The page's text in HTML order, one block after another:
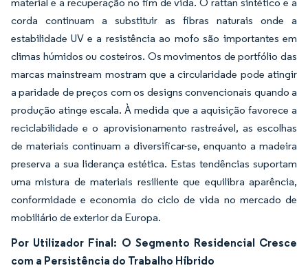
corda continuam a substituir as fibras naturais onde a
estabilidade UV e a resistência ao mofo são importantes em
climas húmidos ou costeiros. Os movimentos de portfólio das
marcas mainstream mostram que a circularidade pode atingir
a paridade de preços com os designs convencionais quando a
produção atinge escala. À medida que a aquisição favorece a
reciclabilidade e o aprovisionamento rastreável, as escolhas
de materiais continuam a diversificar-se, enquanto a madeira
preserva a sua liderança estética. Estas tendências suportam
uma mistura de materiais resiliente que equilibra aparência,
conformidade e economia do ciclo de vida no mercado de
mobiliário de exterior da Europa.
Por Utilizador Final: O Segmento Residencial Cresce
com a Persistência do Trabalho Híbrido